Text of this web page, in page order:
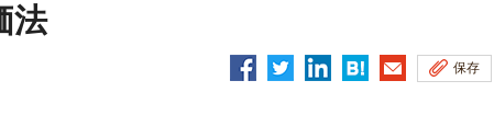
法
保存